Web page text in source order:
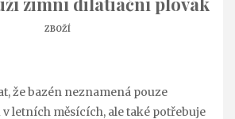
ZBOŽÍ
že bazén neznamená pouze
letních měsících, ale také potřebuje